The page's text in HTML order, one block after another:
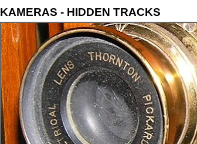
KAMERAS - HIDDEN TRACKS